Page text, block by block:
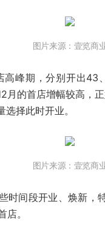
图片来源：壹览商
高峰期，分别开出43
月的首店增幅较高，
择此时开业。
图片来源：壹览商
时间段开业、焕新，
。